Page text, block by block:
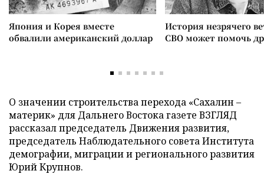
Япония и Корея вместе
обвалили американский доллар
История незрячего
СВО может помочь
О значении строительства перехода «Сахалин –
материк» для Дальнего Востока газете ВЗГЛЯД
рассказал председатель Движения развития,
председатель Наблюдательного совета Института
демографии, миграции и регионального развития
Юрий Крупнов.